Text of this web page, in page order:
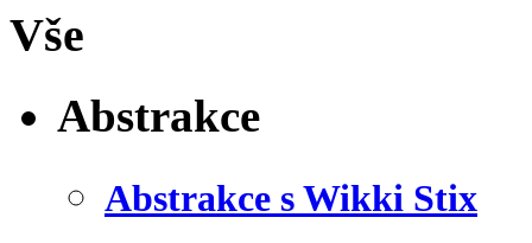
Vše
Abstrakce
Abstrakce s Wikki Stix